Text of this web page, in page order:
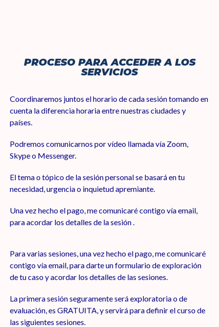
PROCESO PARA ACCEDER A LOS
SERVICIOS
Coordinaremos juntos el horario de cada sesión tomando en
cuenta la diferencia horaria entre nuestras ciudades y
países.
Podremos comunicarnos por vídeo llamada vía Zoom,
Skype o Messenger.
El tema o tópico de la sesión personal se basará en tu
necesidad, urgencia o inquietud apremiante.
Una vez hecho el pago, me comunicaré contigo vía email,
para acordar los detalles de la sesión .
Para varias sesiones, una vez hecho el pago, me comunicaré
contigo vía email, para darte un formulario de exploración
de tu caso y acordar los detalles de las sesiones.
La primera sesión seguramente será exploratoria o de
evaluación, es GRATUITA, y servirá para definir el curso de
las siguientes sesiones.